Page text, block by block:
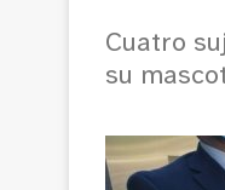
Cuatro
su